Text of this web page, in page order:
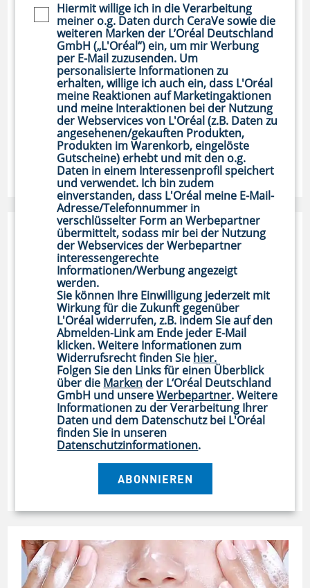
TROCKENE HAUT
Deshalb brauchst du eine
Gesichtscreme mit LSF
UV-Schutz für die Haut ist nicht nur im Sommerurlaub
wichtig, sondern auch im Alltag. Erfahre hier, wie du mit
einer Gesichtscreme mit LSF deine Haut nicht nur inte…
TROCKENE HAUT
Jojobaöl in der Hautpflege
Haut: Als Wirkstoff in Pflegeprodukten
Newsletter policy
Hiermit willige ich in die Verarbeitung
meiner o.g. Daten durch CeraVe sowie die
weiteren Marken der L’Oréal Deutschland
GmbH („L'Oréal“) ein, um mir Werbung
per E-Mail zuzusenden. Um
personalisierte Informationen zu
erhalten, willige ich auch ein, dass L'Oréal
meine Reaktionen auf Marketingaktionen
und meine Interaktionen bei der Nutzung
der Webservices von L'Oréal (z.B. Daten zu
angesehenen/gekauften Produkten,
Produkten im Warenkorb, eingelöste
Gutscheine) erhebt und mit den o.g.
Daten in einem Interessenprofil speichert
und verwendet. Ich bin zudem
einverstanden, dass L'Oréal meine E-Mail-
Adresse/Telefonnummer in
verschlüsselter Form an Werbepartner
übermittelt, sodass mir bei der Nutzung
der Webservices der Werbepartner
interessengerechte
Informationen/Werbung angezeigt
werden.
Sie können Ihre Einwilligung jederzeit mit
Wirkung für die Zukunft gegenüber
L'Oréal widerrufen, z.B. indem Sie auf den
Abmelden-Link am Ende jeder E-Mail
klicken. Weitere Informationen zum
Widerrufsrecht finden Sie hier.
Folgen Sie den Links für einen Überblick
über die Marken der L‘Oréal Deutschland
GmbH und unsereWerbepartner. Weitere
Informationen zu der Verarbeitung Ihrer
Daten und dem Datenschutz bei L'Oréal
finden Sie in unseren
Datenschutzinformationen.
ABONNIEREN